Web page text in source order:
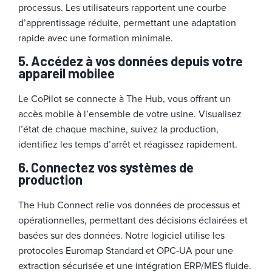
processus. Les utilisateurs rapportent une courbe
d’apprentissage réduite, permettant une adaptation
rapide avec une formation minimale.
5. Accédez à vos données depuis votre
appareil mobilee
Le CoPilot se connecte à The Hub, vous offrant un
accès mobile à l’ensemble de votre usine. Visualisez
l’état de chaque machine, suivez la production,
identifiez les temps d’arrêt et réagissez rapidement.
6. Connectez vos systèmes de
production
The Hub Connect relie vos données de processus et
opérationnelles, permettant des décisions éclairées et
basées sur des données. Notre logiciel utilise les
protocoles Euromap Standard et OPC-UA pour une
extraction sécurisée et une intégration ERP/MES fluide.